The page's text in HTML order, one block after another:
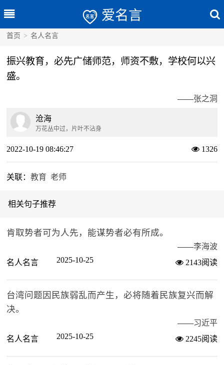
爱名言
首页 > 名人名言
振兴教育，必先广储师范，师资不敷，学校何以兴
盛。
——张之洞
沧海
万花丛中过，片叶不沾身
2022-10-19 08:46:27 1326
关联：教育 老师
相关句子推荐
肯取势者可为人先，能谋势者必有所成。
——李海波
名人名言
2025-10-25 2143阅读
台湾问题因民族弱乱而产生，必将随着民族复兴而解
决。
——习近平
名人名言
2025-10-25 2245阅读